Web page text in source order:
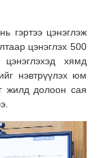
гэртээ цэнэглэж
цэнэглэх 500
хямд
нэвтрүүлэх юм
жилд долоон сая